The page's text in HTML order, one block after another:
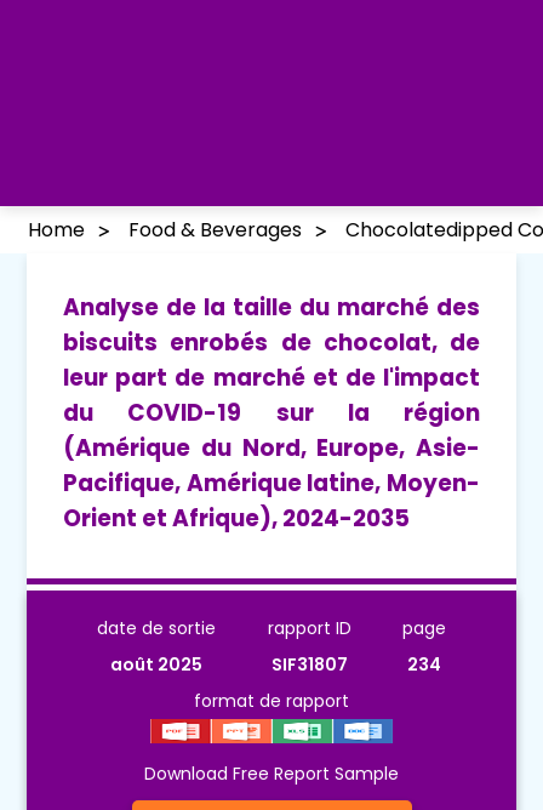
Home Food & Beverages Chocolatedipped
Analyse de la taille du marché des
biscuits enrobés de chocolat, de
leur part de marché et de l'impact
du COVID-19 sur la région
(Amérique du Nord, Europe, Asie-
Pacifique, Amérique latine, Moyen-
Orient et Afrique), 2024-2035
date de sortie
août 2025
rapport ID
SIF31807
page
234
format de rapport
Download Free Report Sample